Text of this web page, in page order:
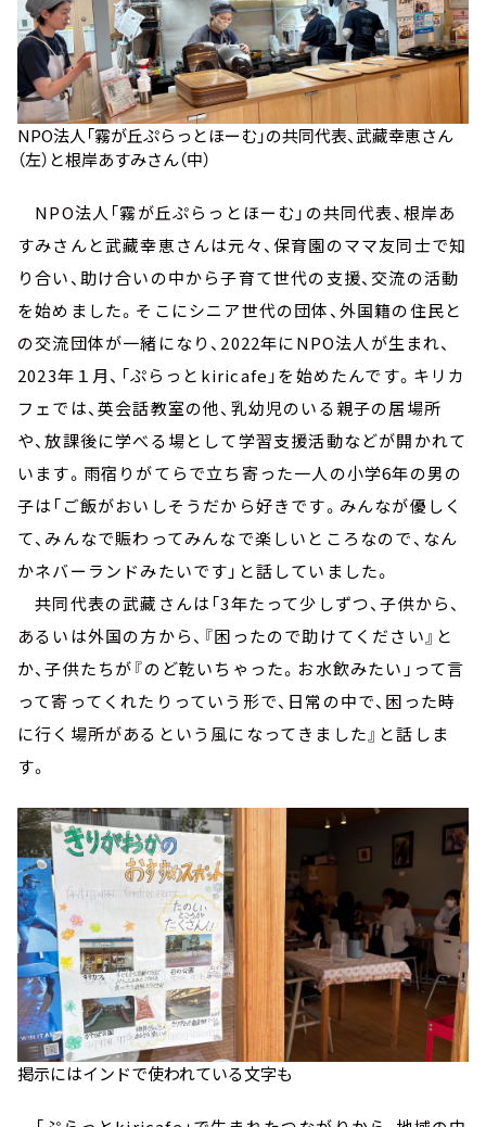
NPO法人「霧が丘ぷらっとほーむ」の共同代表、武藏幸恵さん
（左）と根岸あすみさん（中）
NPO法人「霧が丘ぷらっとほーむ」の共同代表、根岸あ
すみさんと武藏幸恵さんは元々、保育園のママ友同士で知
り合い、助け合いの中から子育て世代の支援、交流の活動
を始めました。そこにシニア世代の団体、外国籍の住民と
の交流団体が一緒になり、2022年にNPO法人が生まれ、
2023年１月、「ぷらっとkiricafe」を始めたんです。キリカ
フェでは、英会話教室の他、乳幼児のいる親子の居場所
や、放課後に学べる場として学習支援活動などが開かれて
います。雨宿りがてらで立ち寄った一人の小学6年の男の
子は「ご飯がおいしそうだから好きです。みんなが優しく
て、みんなで賑わってみんなで楽しいところなので、なん
かネバーランドみたいです」と話していました。
共同代表の武藏さんは「3年たって少しずつ、子供から、
あるいは外国の方から、『困ったので助けてください』と
か、子供たちが『のど乾いちゃった。お水飲みたい」って言
って寄ってくれたりっていう形で、日常の中で、困った時
に行く場所があるという風になってきました』と話しま
す。
掲示にはインドで使われている文字も